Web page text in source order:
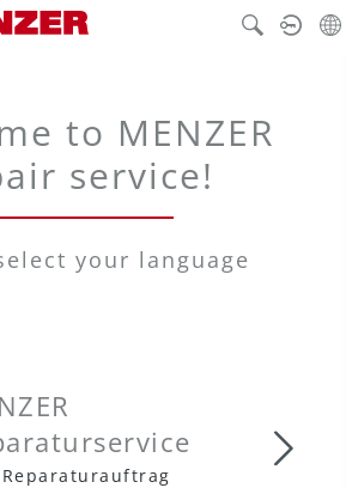
to MENZER
service!
your language